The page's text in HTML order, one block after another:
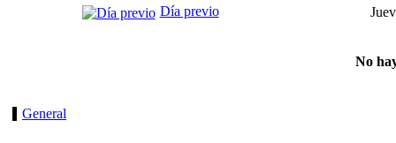
Día previo
No
General